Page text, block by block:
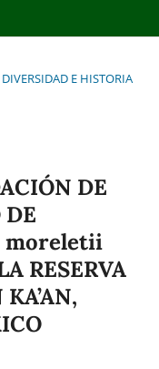
E HISTORIA
DE
moreletii
RESERVA